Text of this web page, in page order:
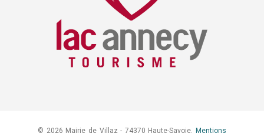
© 2026 Mairie de Villaz - 74370 Haute-Savoie. Mentions